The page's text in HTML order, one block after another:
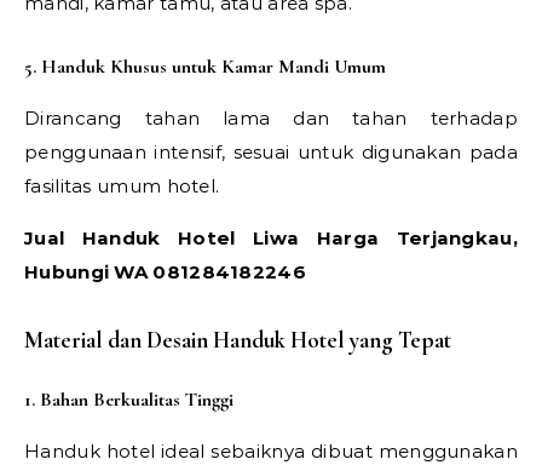
5. Handuk Khusus untuk Kamar Mandi Umum
Dirancang tahan lama dan tahan terhadap
penggunaan intensif, sesuai untuk digunakan pada
fasilitas umum hotel.
Jual Handuk Hotel Liwa Harga Terjangkau,
Hubungi WA 081284182246
Material dan Desain Handuk Hotel yang Tepat
1. Bahan Berkualitas Tinggi
Handuk hotel ideal sebaiknya dibuat menggunakan